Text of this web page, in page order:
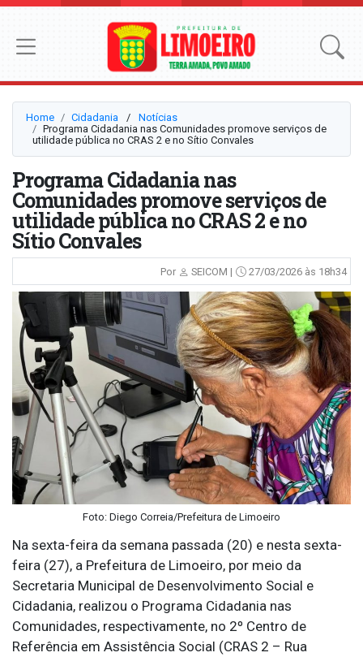
Home Cidadania ⠀/⠀ Notícias
Programa Cidadania nas Comunidades promove serviços de
utilidade pública no CRAS 2 e no Sítio Convales
Programa Cidadania nas
Comunidades promove serviços de
utilidade pública no CRAS 2 e no
Sítio Convales
Por SEICOM | 27/03/2026 às 18h34
Foto: Diego Correia/Prefeitura de Limoeiro
Na sexta-feira da semana passada (20) e nesta sexta-
feira (27), a Prefeitura de Limoeiro, por meio da
Secretaria Municipal de Desenvolvimento Social e
Cidadania, realizou o Programa Cidadania nas
Comunidades, respectivamente, no 2º Centro de
Referência em Assistência Social (CRAS 2 – Rua